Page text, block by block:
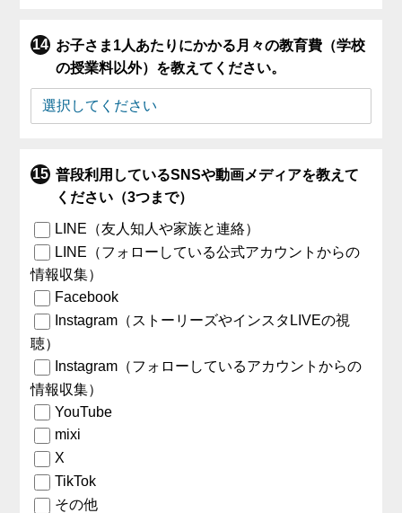
お子さま1人あたりにかかる月々の教育費（学校
の授業料以外）を教えてください。
普段利用しているSNSや動画メディアを教えて
ください（3つまで）
LINE（友人知人や家族と連絡）
LINE（フォローしている公式アカウントからの
情報収集）
Facebook
Instagram（ストーリーズやインスタLIVEの視
聴）
Instagram（フォローしているアカウントからの
情報収集）
YouTube
mixi
X
TikTok
その他